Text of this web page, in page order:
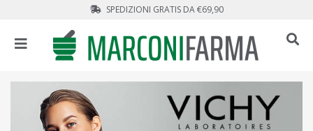
SPEDIZIONI GRATIS DA €69,90